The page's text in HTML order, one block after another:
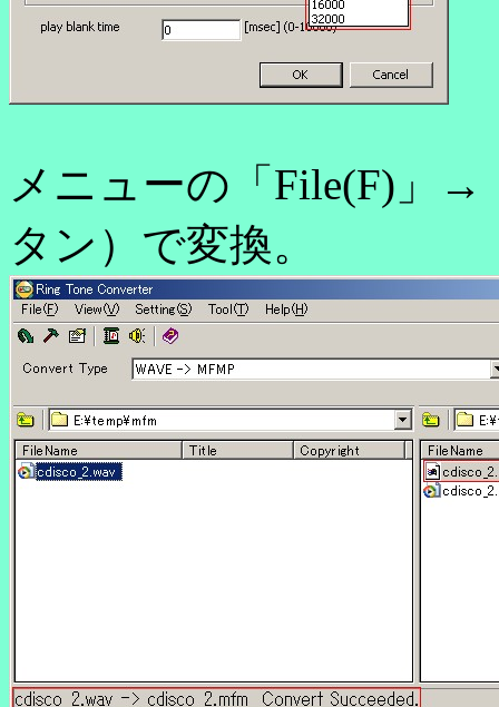
メニューの「File(F)」→
タン）で変換。